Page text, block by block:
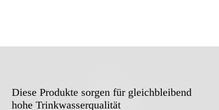
Diese Produkte sorgen für gleichbleibend
hohe Trinkwasserqualität